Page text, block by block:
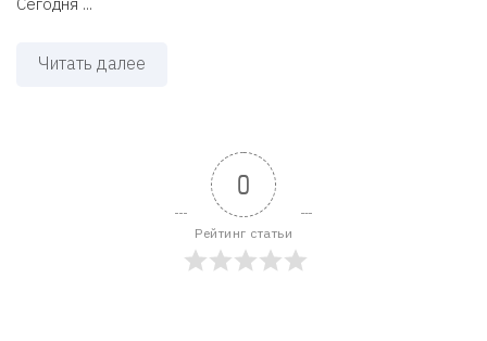
Читать далее
0
Рейтинг статьи